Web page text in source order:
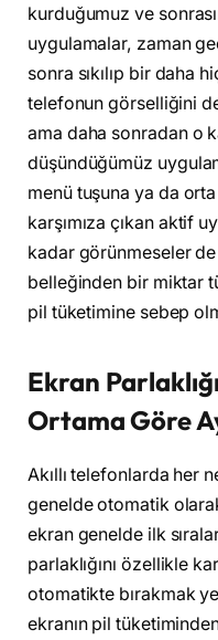
kurduğumuz ve
uygulamalar, zaman
sonra sıkılıp bir daha
telefonun görselliğini
ama daha sonradan o
düşündüğümüz
menü tuşuna ya da
karşımıza çıkan aktif
kadar görünmeseler
belleğinden bir miktar
pil tüketimine sebep
Ekran
Ortama Göre
Akıllı telefonlarda her
genelde otomatik
ekran genelde ilk
parlaklığını özellikle
otomatikte bırakmak
ekranın pil